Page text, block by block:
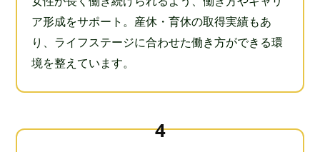
ア形成をサポート。産休・育休の取得実績もあ
り、ライフステージに合わせた働き方ができる環
境を整えています。